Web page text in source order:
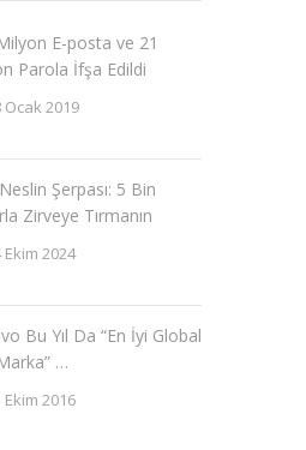
E-posta ve 21
Parola İfşa Edildi
Ocak 2019
Şerpası: 5 Bin
Zirveye Tırmanın
Ekim 2024
Bu Yıl Da “En İyi Global
…
Ekim 2016